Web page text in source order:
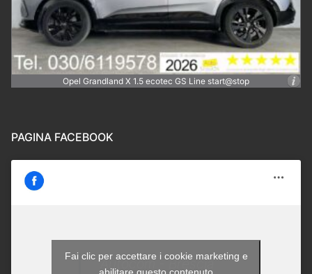
Opel Grandland X 1.5 ecotec GS Line start@stop
PAGINA FACEBOOK
Autocom - Brescia
Fai clic per accettare i cookie marketing e
abilitare questo contenuto